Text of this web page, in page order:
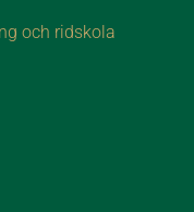
och ridskola